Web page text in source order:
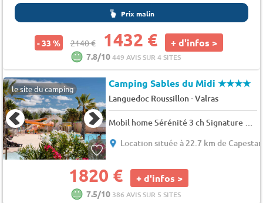
Prix malin
- 33 % 2140 € 1432 € + d'infos >
7.8/10449 AVIS SUR 4 SITES
le site du camping Camping Sables du Midi★★★★
Languedoc Roussillon-Valras
Mobil home Sérénité 3 ch Signature avec clim 8 pers.
Location située à 22.7 km de
1820 € + d'infos >
7.5/10 386 AVIS SUR 5 SITES